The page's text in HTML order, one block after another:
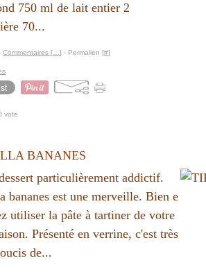
750 ml de lait entier 2
70...
Commentaires [ ] - Permalien [#]
vote
BANANES
particulièrement addictif.
bananes est une merveille. Bien e
utiliser la pâte à tartiner de votre
Présenté en verrine, c'est très
de...